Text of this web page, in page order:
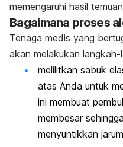
memengaruhi hasil
Bagaimana proses
Tenaga medis yang
akan melakukan
melilitkan sabuk
atas Anda untuk
ini membuat
membesar
menyuntikkan